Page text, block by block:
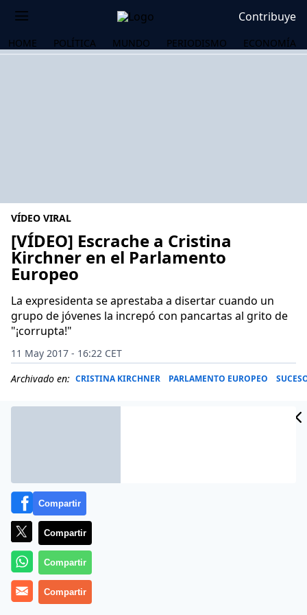
Contribuye
HOME POLÍTICA MUNDO PERIODISMO ECONOMÍA
VÍDEO VIRAL
[VÍDEO] Escrache a Cristina
Kirchner en el Parlamento
Europeo
La expresidenta se aprestaba a disertar cuando un
grupo de jóvenes la increpó con pancartas al grito de
"¡corrupta!"
11 May 2017 - 16:22 CET
Archivado en: CRISTINA KIRCHNER PARLAMENTO EUROPEO
La expresidenta Cristina Kirchner pasó un mal
Compartir
Compartir
Compartir
Compartir